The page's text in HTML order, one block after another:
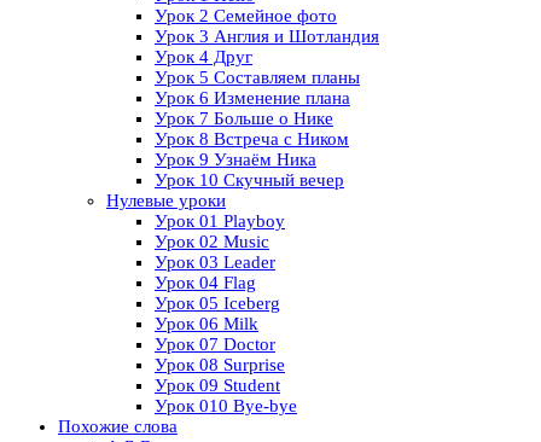
Урок 2 Семейное фото
Урок 3 Англия и Шотландия
Урок 4 Друг
Урок 5 Составляем планы
Урок 6 Изменение плана
Урок 7 Больше о Нике
Урок 8 Встреча с Ником
Урок 9 Узнаём Ника
Урок 10 Скучный вечер
Нулевые уроки
Урок 01 Playboy
Урок 02 Music
Урок 03 Leader
Урок 04 Flag
Урок 05 Iceberg
Урок 06 Milk
Урок 07 Doctor
Урок 08 Surprise
Урок 09 Student
Урок 010 Bye-bye
Похожие слова